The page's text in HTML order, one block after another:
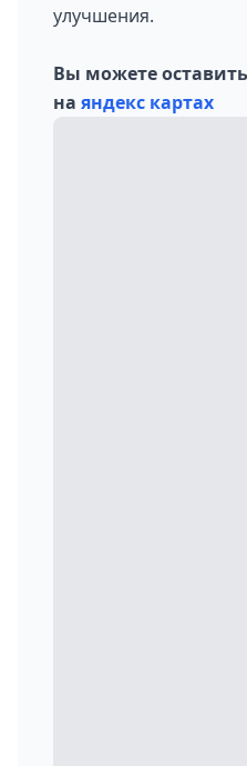
улучшения.
Вы можете
на яндекс картах